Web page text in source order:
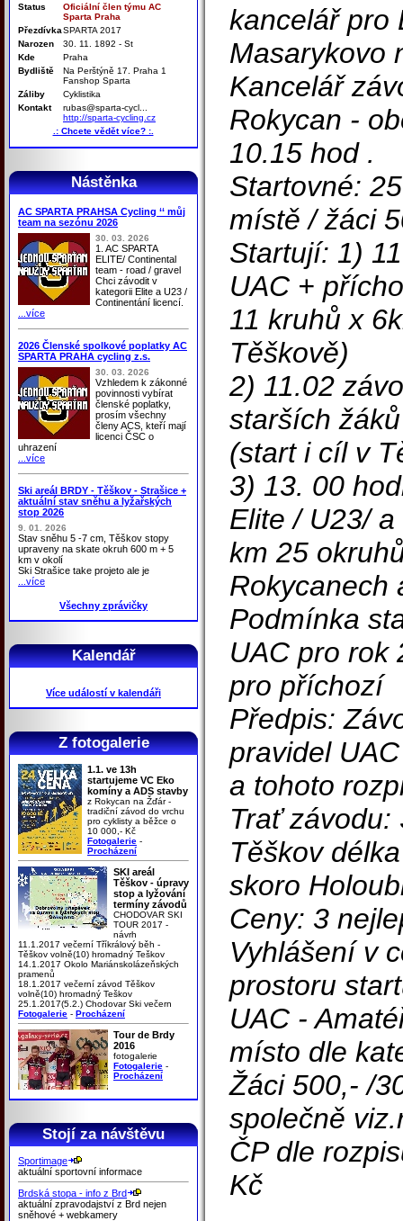
Status
Oficiální člen týmu AC
Sparta Praha
PřezdívkaSPARTA 2017
Narozen
30. 11. 1892 - St
Kde
Praha
Bydliště
Na Perštýně 17. Praha 1
Fanshop Sparta
Záliby
Cyklistika
Kontakt
rubas@sparta-cycl...
http://sparta-cycling.cz
.: Chcete vědět více? :.
Nástěnka
AC SPARTA PRAHSA Cycling ‘‘ můj
team na sezónu 2026
30. 03. 2026
1. AC SPARTA
ELITE/ Continental
team - road / gravel
Chci závodit v
kategorii Elite a U23 /
Continentání licencí.
...více
2026 Členské spolkové poplatky AC
SPARTA PRAHA cycling z.s.
30. 03. 2026
Vzhledem k zákonné
povinnosti vybírat
členské poplatky,
prosím všechny
členy ACS, kteří mají
licenci ČSC o
uhrazení
...více
Ski areál BRDY - Těškov - Strašice +
aktuální stav sněhu a lyžařských
stop 2026
9. 01. 2026
Stav sněhu 5 -7 cm, Těškov stopy
upraveny na skate okruh 600 m + 5
km v okolí
Ski Strašice take projeto ale je
...více
Všechny zprávičky
Kalendář
Více událostí v kalendáři
Z fotogalerie
1.1. ve 13h
startujeme VC Eko
komíny a ADS stavby
z Rokycan na Žďár -
tradiční závod do vrchu
pro cyklisty a běžce o
10 000,- Kč
Fotogalerie -
Procházení
SKI areál
Těškov - úpravy
stop a lyžování
termíny závodů
CHODOVAR SKI
TOUR 2017 -
návrh
11.1.2017 večerní Tříkrálový běh -
Těškov volně(10) hromadný Teškov
14.1.2017 Okolo Mariánskolázeňských
pramenů
18.1.2017 večerní závod Těškov
volně(10) hromadný Teškov
25.1.2017(5.2.) Chodovar Ski večern
Fotogalerie - Procházení
Tour de Brdy
2016
fotogalerie
Fotogalerie -
Procházení
Stojí za návštěvu
Sportimage
aktuální sportovní informace
Brdská stopa - info z Brd
aktuální zpravodajství z Brd nejen
sněhové + webkamery
kancelář pro
Masarykovo
Kancelář
Rokycan -
10.15 hod .
Startovné:
místě / žáci
Startují: 1)
UAC +
11 kruhů x
Těškově)
2) 11.02
starších
(start i cíl v
3) 13. 00
Elite / U23/
km 25
Rokycanech
Podmínka
UAC pro rok
pro příchozí
Předpis:
pravidel
a tohoto
Trať závodu:
Těškov
skoro
Ceny: 3
Vyhlášení v
prostoru
UAC -
místo dle
Žáci 500,- /
společně
ČP dle
Kč